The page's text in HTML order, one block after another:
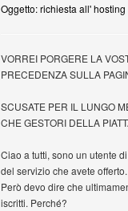
Oggetto: richiesta all' hosting
VORREI PORGERE LA
PRECEDENZA SULLA
SCUSATE PER IL LUNGO
CHE GESTORI DELLA
Ciao a tutti, sono un utente
del servizio che avete offerto.
Però devo dire che
iscritti. Perché?